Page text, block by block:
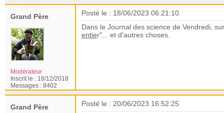
Grand Père
Modérateur
Inscrit le : 18/12/2018
Messages : 8402
Posté le : 18/06/2023 06:21:10
Dans le Journal des science de Vendredi,
entier"... et d'autres choses.
Grand Père
Posté le : 20/06/2023 16:52:25